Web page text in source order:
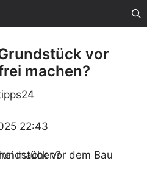
vor
machen?
22:43